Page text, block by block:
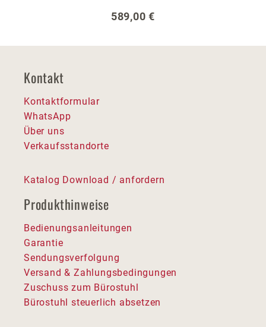
Regulärer Preis:
589,00 €
Kontakt
Kontaktformular
WhatsApp
Über uns
Verkaufsstandorte
Katalog Download / anfordern
Produkthinweise
Bedienungsanleitungen
Garantie
Sendungsverfolgung
Versand & Zahlungsbedingungen
Zuschuss zum Bürostuhl
Bürostuhl steuerlich absetzen